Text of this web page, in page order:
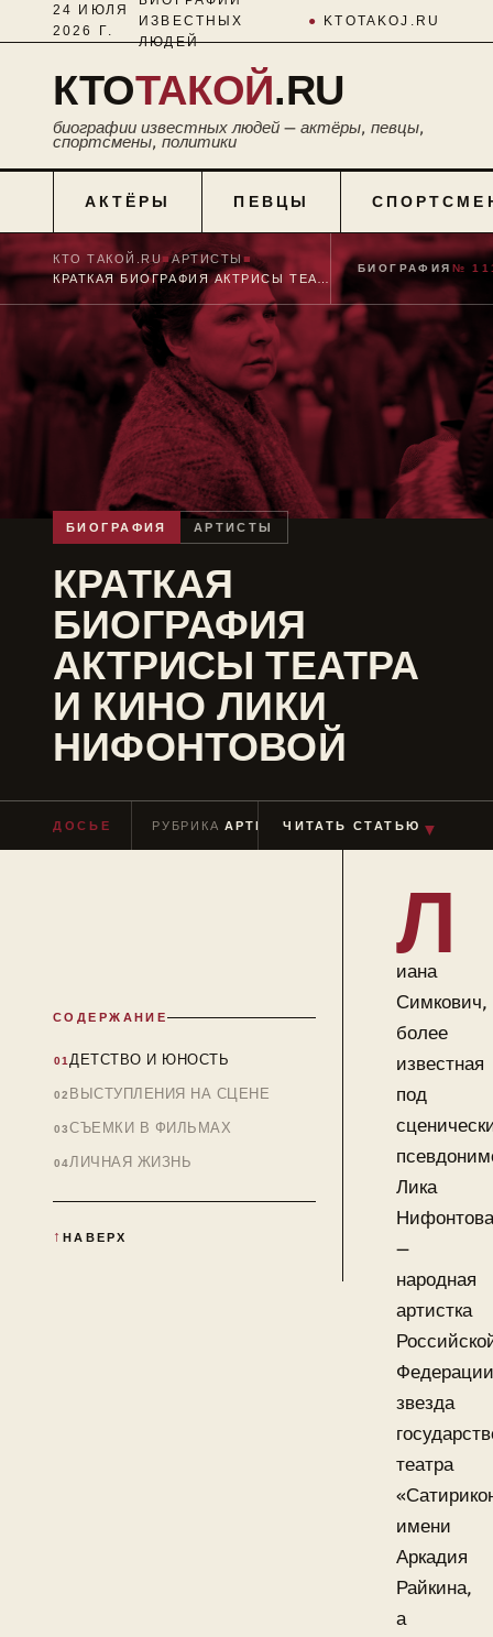
24 ИЮЛЯ
2026 Г.
ИЗВЕСТНЫХ
ЛЮДЕЙ
● KTOTAKOJ.RU
КТОТАКОЙ.RU
биографии известных людей — актёры, певцы,
спортсмены, политики
АКТЁРЫ ПЕВЦЫ
КТО ТАКОЙ.RU■АРТИСТЫ■
БИОГРАФИЯ №
БИОГРАФИЯ АРТИСТЫ
КРАТКАЯ
БИОГРАФИЯ
АКТРИСЫ ТЕАТРА
И КИНО ЛИКИ
НИФОНТОВОЙ
ДОСЬЕ РУБРИКААРТИСТЫ ЧТЕНИЕ≈ 6 МИН
ЧИТАТЬ СТАТЬЮ ▼
СОДЕРЖАНИЕ
ДЕТСТВО И ЮНОСТЬ
ВЫСТУПЛЕНИЯ НА СЦЕНЕ
СЪЕМКИ В ФИЛЬМАХ
ЛИЧНАЯ ЖИЗНЬ
НАВЕРХ
Л
иана
Симкович,
более
известная
под
Лика
—
народная
артистка
звезда
театра
имени
Аркадия
Райкина,
а